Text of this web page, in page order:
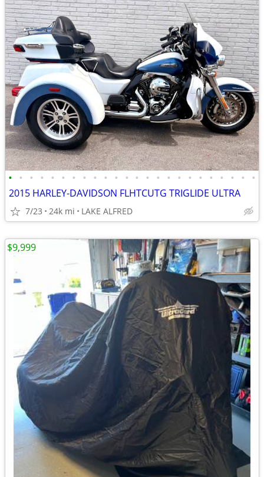
• • • • • • • • • • • • • • • • • • • • • • • •
2015 HARLEY-DAVIDSON FLHTCUTG TRIGLIDE ULTRA
7/23 24k mi LAKE ALFRED
$9,999